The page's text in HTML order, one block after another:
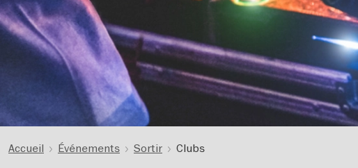
Accueil Événements Sortir Clubs